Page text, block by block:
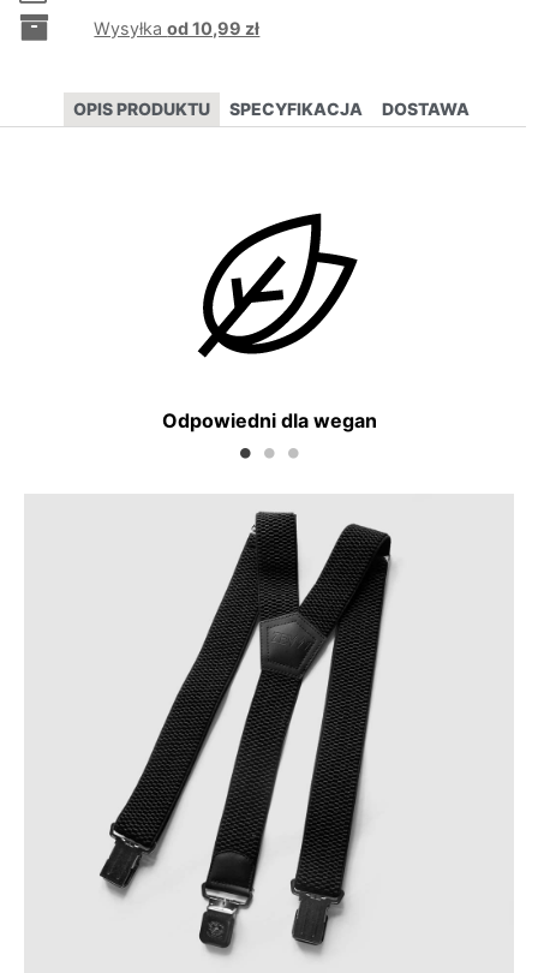
Wysyłkaod 10,99 zł
OPIS PRODUKTU SPECYFIKACJA DOSTAWA
Odpowiedni dla wegan